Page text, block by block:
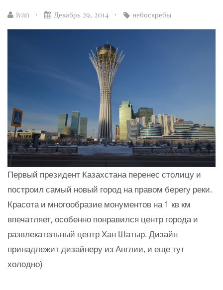
ivan Декабрь 29, 2014 небоскребы
Первый президент Казахстана перенес столицу и
построил самый новый город на правом берегу реки.
Красота и многообразие монументов на 1 кв км
впечатляет, особенно понравился центр города и
развлекательный центр Хан Шатыр. Дизайн
принадлежит дизайнеру из Англии, и еще тут
холодно)